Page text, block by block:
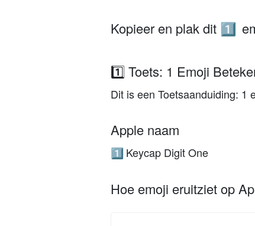
Kopieer en plak dit 1️⃣
1️⃣ Toets: 1 Emoji
Dit is een Toetsaanduiding: 1
Apple naam
1️⃣ Keycap Digit One
Hoe emoji eruitziet op